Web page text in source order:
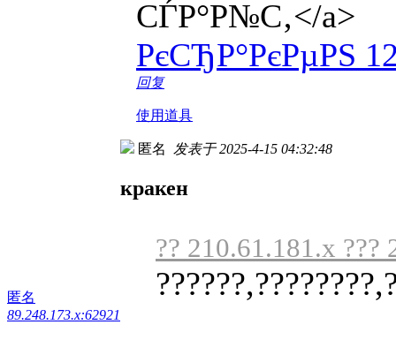
СЃР°Р№С‚</a>
РєСЂР°РєРµРЅ
回复
使用道具
匿名
89.248.173.x:62921
匿名 发表于 2025-4-15 04:32:48
кракен
?? 210.61.181.x ???